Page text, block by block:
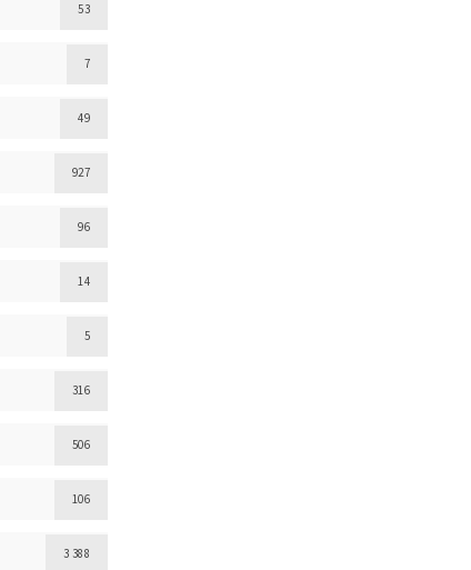
53
7
49
927
96
14
5
316
506
106
3 388